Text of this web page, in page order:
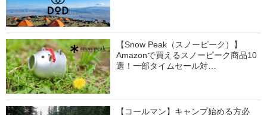
【Snow Peak（スノーピーク）】
Amazonで買えるスノーピーク商品10
選！一部タイムセール対…
【コールマン】キャンプ始める方必